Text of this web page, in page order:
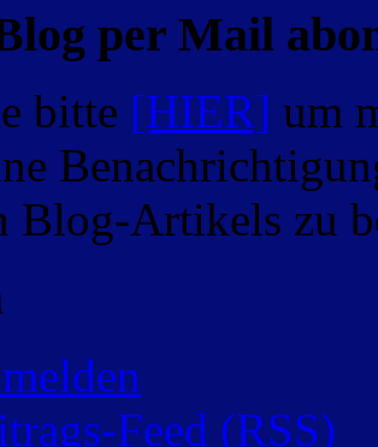
per Mail
bitte [HIER] um
Blog-Artikels zu
Feed (RSS)